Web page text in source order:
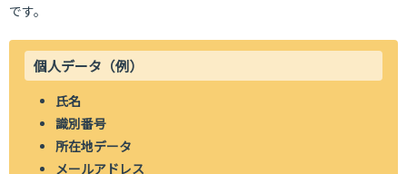
です。
個人データ（例）
氏名
識別番号
所在地データ
メールアドレス